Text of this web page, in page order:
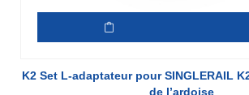
K2 Set L-adaptateur pour SINGLERAIL
de l’ardoise